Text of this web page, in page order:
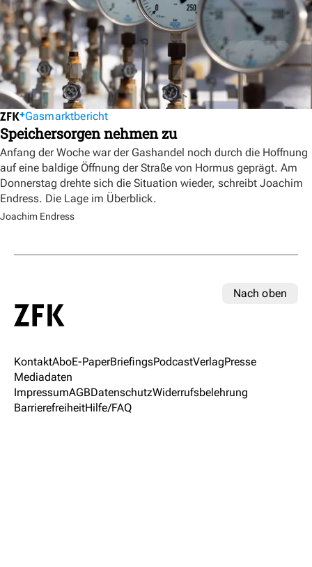
Gasmarktbericht
Speichersorgen nehmen zu
Anfang der Woche war der Gashandel noch durch die Hoffnung
auf eine baldige Öffnung der Straße von Hormus geprägt. Am
Donnerstag drehte sich die Situation wieder, schreibt Joachim
Endress. Die Lage im Überblick.
Joachim Endress
Nach oben
KontaktAboE-PaperBriefingsPodcastVerlagPresse
Mediadaten
ImpressumAGBDatenschutzWiderrufsbelehrung
BarrierefreiheitHilfe/FAQ